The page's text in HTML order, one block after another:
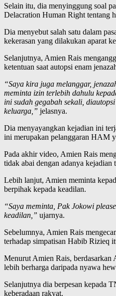
Selain itu, dia menyinggung soal
Delacration Human Right tentang
Dia menyebut salah satu dalam
kekerasan yang dilakukan aparat
Selanjutnya, Amien Rais
ketentuan saat autopsi enam
“Saya kira juga melanggar,
meminta izin terlebih dahulu
ini sudah gegabah sekali,
keluarga,” jelasnya.
Dia menyayangkan kejadian ini
ini merupakan pelanggaran HAM
Pada akhir video, Amien Rais
tidak abai dengan adanya kejadian
Lebih lanjut, Amien meminta
berpihak kepada keadilan.
“Saya meminta, Pak Jokowi
keadilan,” ujarnya.
Sebelumnya, Amien Rais
terhadap simpatisan Habib Rizieq
Menurut Amien Rais, berdasarkan
lebih berharga daripada nyawa
Selanjutnya dia berpesan kepada
keberadaan rakyat.